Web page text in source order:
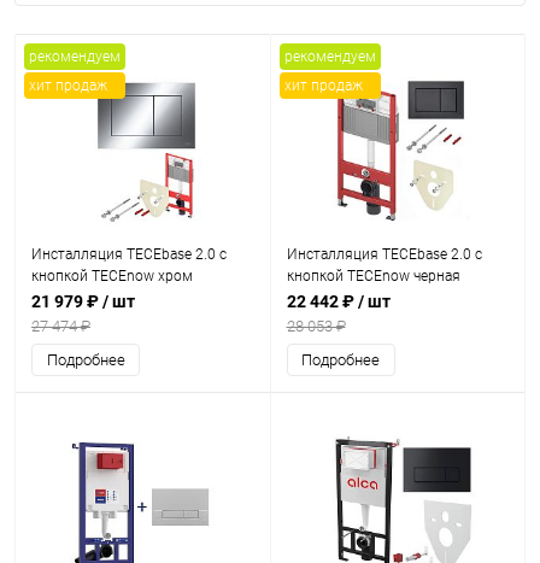
рекомендуем
хит продаж
Инсталляция TECEbase 2.0 с
кнопкой ТЕСЕnow хром
глянцевый 9400412
21 979 ₽/ шт
27 474 ₽
Подробнее
рекомендуем
хит продаж
Инсталляция TECEbase 2.0 с
кнопкой TECEnow черная
матовая K9400414
22 442 ₽/ шт
28 053 ₽
Подробнее